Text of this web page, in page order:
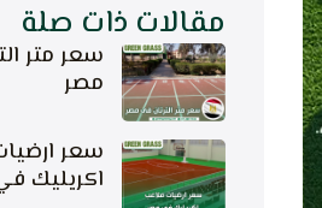
مقالات ذات صلة
سعر متر
مصر
سعر
اكريليك